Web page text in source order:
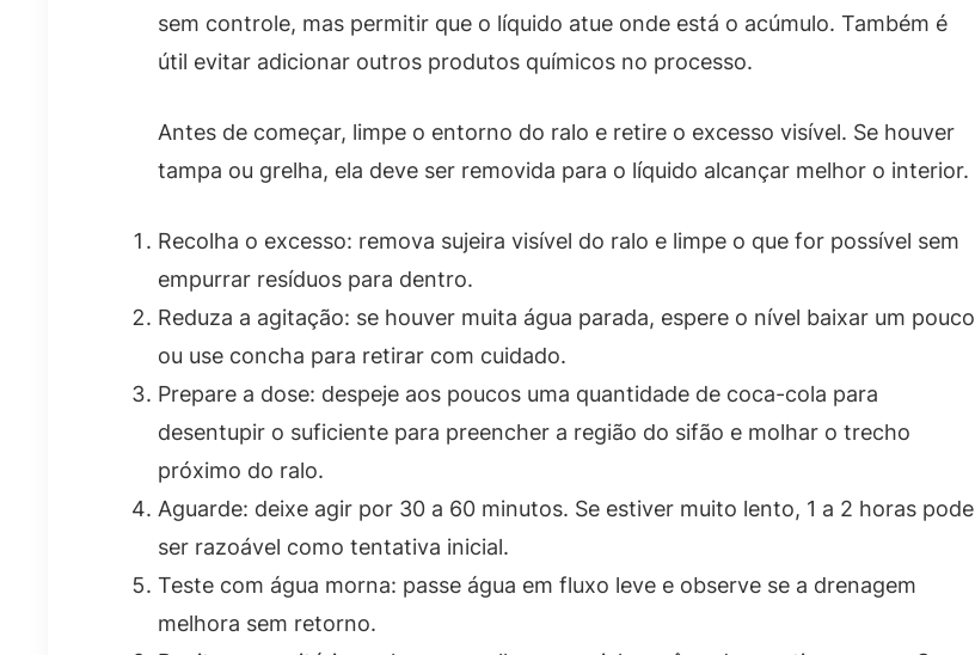
sem controle, mas permitir que o líquido atue onde está o acúmulo. Também é
útil evitar adicionar outros produtos químicos no processo.
Antes de começar, limpe o entorno do ralo e retire o excesso visível. Se houver
tampa ou grelha, ela deve ser removida para o líquido alcançar melhor o interior.
Recolha o excesso: remova sujeira visível do ralo e limpe o que for possível sem
empurrar resíduos para dentro.
Reduza a agitação: se houver muita água parada, espere o nível baixar um pouco
ou use concha para retirar com cuidado.
Prepare a dose: despeje aos poucos uma quantidade de coca-cola para
desentupir o suficiente para preencher a região do sifão e molhar o trecho
próximo do ralo.
Aguarde: deixe agir por 30 a 60 minutos. Se estiver muito lento, 1 a 2 horas pode
ser razoável como tentativa inicial.
Teste com água morna: passe água em fluxo leve e observe se a drenagem
melhora sem retorno.